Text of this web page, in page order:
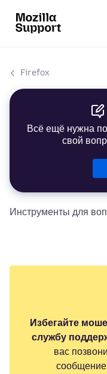
Firefox
Всё ещё нужна
свой
Инструменты для
Избегайте
службу
вас
сообщение